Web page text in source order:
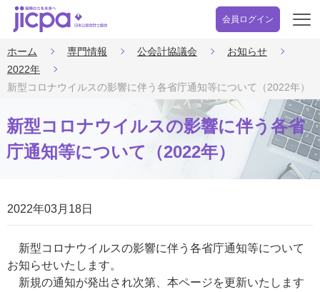
会員ログイン
開
ホーム 専門情報 公会計協議会
お知らせ
2022年
新型コロナウイルスの影響に伴う各省庁通知等について（2022年）
新型コロナウイルスの影響に伴う各省
庁通知等について（2022年）
2022年03月18日
新型コロナウイルスの影響に伴う各省庁通知等について
お知らせいたします。
新規の通知が発出され次第、本ページを更新いたします